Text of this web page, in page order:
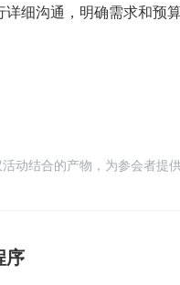
细沟通，明确需求和预
动结合的产物，为参会者提
使得会议的报名、管理、通
序